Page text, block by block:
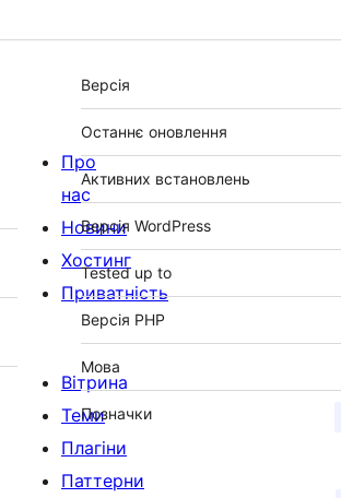
Мета
Версія
Останнє оновлення
Активних встановлень
Версія WordPress
Tested up to
Версія PHP
Мова
Позначки
Про
нас
Новини
Хостинг
Приватність
Вітрина
Теми
Плагіни
Паттерни